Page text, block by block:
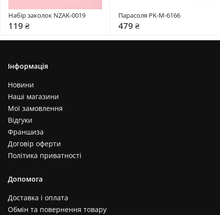
Набір заколок NZAK-0019
119 ₴
Парасоля PK-M-6166
479 ₴
Інформація
Новини
Наші магазини
Мої замовлення
Відгуки
Франшиза
Договір оферти
Політика приватності
Допомога
Доставка і оплата
Обмін та повернення товару